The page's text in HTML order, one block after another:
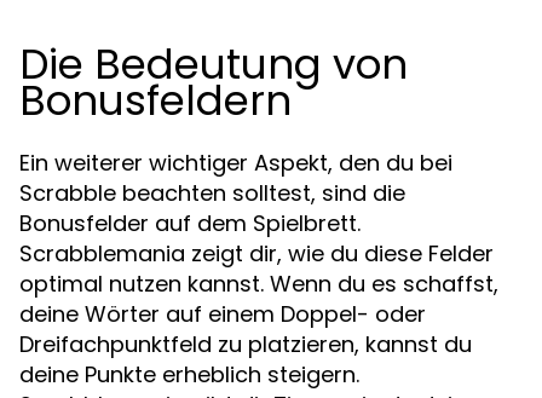
Die Bedeutung von
Bonusfeldern
Ein weiterer wichtiger Aspekt, den du bei
Scrabble beachten solltest, sind die
Bonusfelder auf dem Spielbrett.
Scrabblemania zeigt dir, wie du diese Felder
optimal nutzen kannst. Wenn du es schaffst,
deine Wörter auf einem Doppel- oder
Dreifachpunktfeld zu platzieren, kannst du
deine Punkte erheblich steigern.